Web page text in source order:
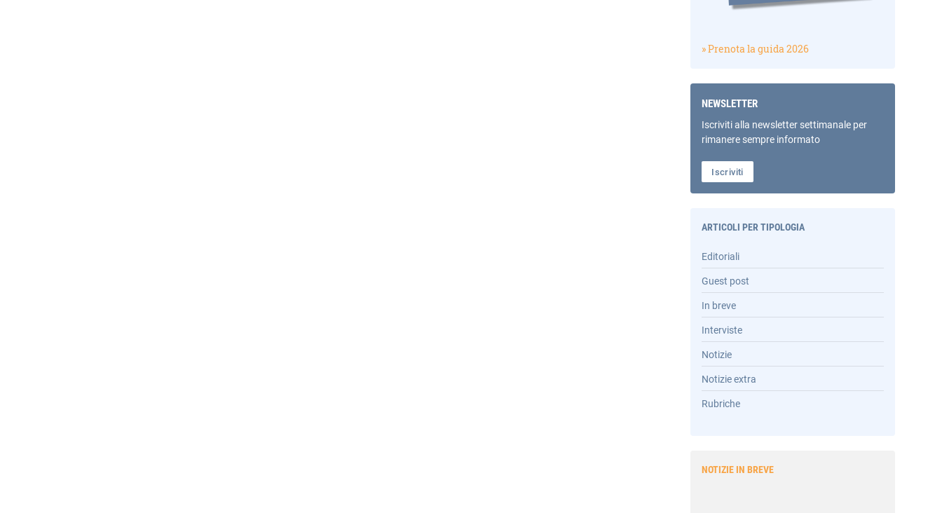
» Prenota la guida 2026
NEWSLETTER
Iscriviti alla newsletter settimanale per
rimanere sempre informato
Iscriviti
ARTICOLI PER TIPOLOGIA
Editoriali
Guest post
In breve
Interviste
Notizie
Notizie extra
Rubriche
NOTIZIE IN BREVE